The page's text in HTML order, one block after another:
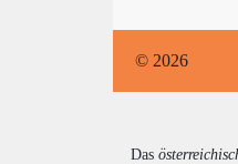
© 2026
Das